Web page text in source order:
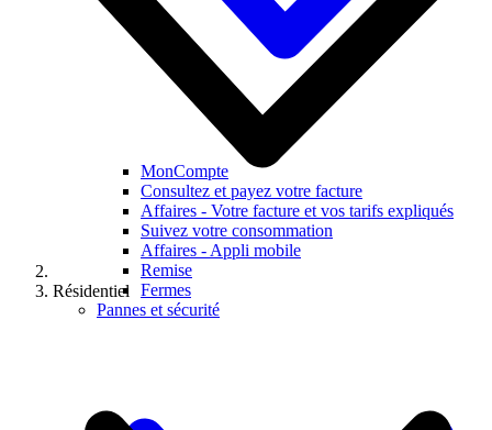
MonCompte
Consultez et payez votre facture
Affaires - Votre facture et vos tarifs expliqués
Suivez votre consommation
Affaires - Appli mobile
Remise
Fermes
Pannes et sécurité
Résidentiel